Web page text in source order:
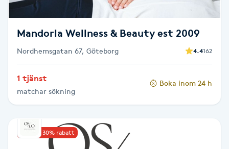
Fransk manikyr
Fransrengöring
Frekvensterapi
Friskvård
Friskvårdsmassage
Mandorla Wellness & Beauty est 2009
Nordhemsgatan 67, Göteborg 4.4162
1 tjänst
matchar sökning
Boka inom 24 h
Upp till 30% rabatt